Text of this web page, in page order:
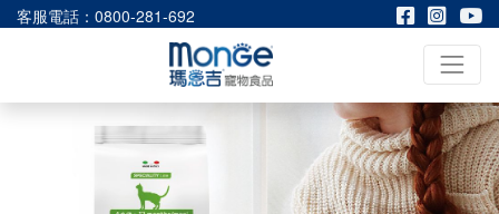
客服電話：0800-281-692